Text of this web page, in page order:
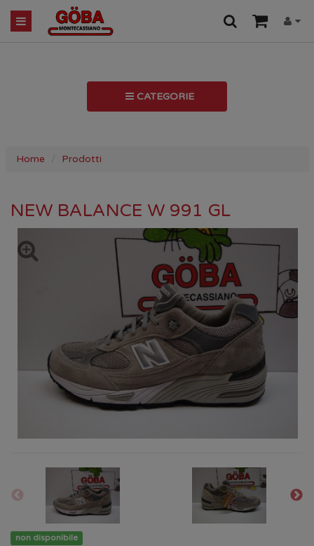
CATEGORIE
Home Prodotti
NEW BALANCE W 991 GL
non disponibile